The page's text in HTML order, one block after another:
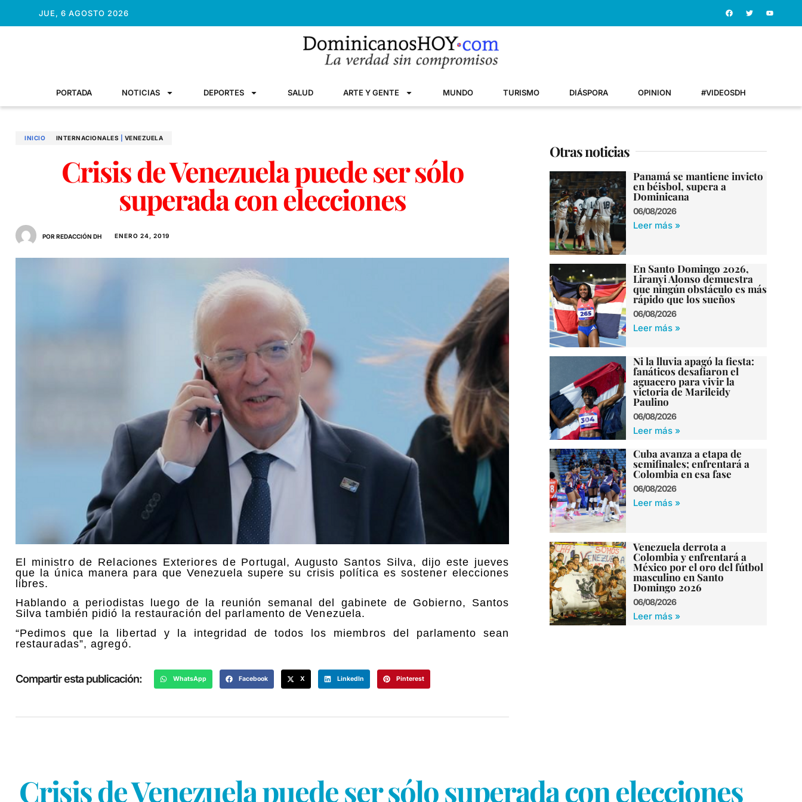
JUE, 6 AGOSTO 2026
PORTADA NOTICIAS DEPORTES SALUD ARTE Y GENTE MUNDO TURISMO DIÁSPORA OPINION #VIDEOSDH
INICIO INTERNACIONALES VENEZUELA
Crisis de Venezuela puede ser sólo
superada con elecciones
POR REDACCIÓN DH ENERO 24, 2019
El ministro de Relaciones Exteriores de Portugal, Augusto Santos Silva, dijo este jueves
que la única manera para que Venezuela supere su crisis política es sostener elecciones
libres.
Hablando a periodistas luego de la reunión semanal del gabinete de Gobierno, Santos
Silva también pidió la restauración del parlamento de Venezuela.
“Pedimos que la libertad y la integridad de todos los miembros del parlamento sean
restauradas”, agregó.
Compartir esta publicación: WhatsApp Facebook X LinkedIn Pinterest
Otras noticias
Panamá se mantiene invicto
en béisbol, supera a
Dominicana
06/08/2026
Leer más »
En Santo Domingo 2026,
Liranyi Alonso demuestra
que ningún obstáculo es más
rápido que los sueños
06/08/2026
Leer más »
Ni la lluvia apagó la fiesta:
fanáticos desafiaron el
aguacero para vivir la
victoria de Marileidy
Paulino
06/08/2026
Leer más »
Cuba avanza a etapa de
semifinales; enfrentará a
Colombia en esa fase
06/08/2026
Leer más »
Venezuela derrota a
Colombia y enfrentará a
México por el oro del fútbol
masculino en Santo
Domingo 2026
06/08/2026
Leer más »
Crisis de Venezuela puede ser sólo superada con elecciones